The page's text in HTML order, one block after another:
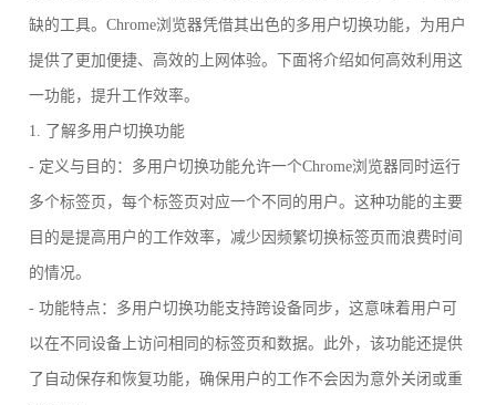
缺的工具。Chrome浏览器凭借其出色的多用户切换功能，为用户
提供了更加便捷、高效的上网体验。下面将介绍如何高效利用这
一功能，提升工作效率。
1. 了解多用户切换功能
- 定义与目的：多用户切换功能允许一个Chrome浏览器同时运行
多个标签页，每个标签页对应一个不同的用户。这种功能的主要
目的是提高用户的工作效率，减少因频繁切换标签页而浪费时间
的情况。
- 功能特点：多用户切换功能支持跨设备同步，这意味着用户可
以在不同设备上访问相同的标签页和数据。此外，该功能还提供
了自动保存和恢复功能，确保用户的工作不会因为意外关闭或重